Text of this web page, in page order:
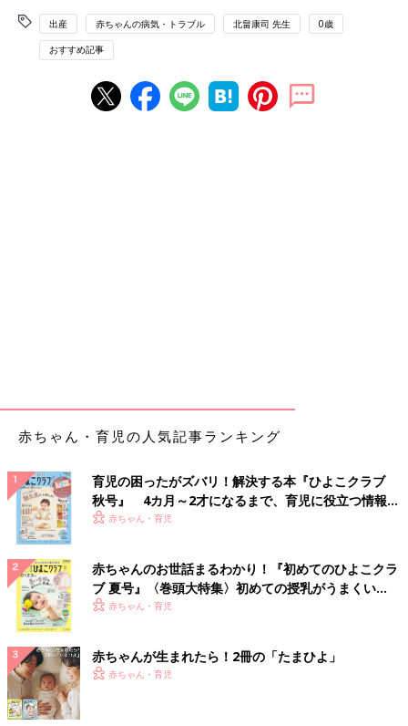
赤ちゃんと家族をつなぐオンライン面会システ
北畠康司先生に話を聞きました。前編では、ク
ラウドファンディングでの開発資金集めを成功
族をつなぐ
北畠先生（以下敬称略） 2021年8月の緊急事態宣言のころは、
――では、現在は直接面会とオンライン面会の両方の面会方法を
北畠 はい。毎日の直接面会ができるようになってオンライン面
会は使用されなくなるかな、と思っていたのですが、現在も入院
中のご家族の半数がオンライン面会を利用しています。ママの体
調が悪くて直接来られないときや、上の子が小さいから一緒に来
られないとき、パパが仕事で来られないとき、など、オンライン
面会と直接面会を上手に組み合わせて利用されています。
――実際のシステムの利用はどのように行っているんですか？
北畠 まず、NICUに赤ちゃんが入床すると、看護師が赤ちゃん
に割り当てられたバーコードをスキャンして、システムに登録を
します。するとシステムの説明用紙が発行されるので、お母さ
出産 赤ちゃんの病気・トラブル 北畠康司 先生 0歳
おすすめ記事
赤ちゃん・育児の人気記事ランキング
育児の困ったがズバリ！解決する本『ひよこクラブ
秋号』 4カ月～2才になるまで、育児に役立つ情報が
いっぱい！
赤ちゃん・育児
赤ちゃんのお世話まるわかり！『初めてのひよこクラ
ブ 夏号』〈巻頭大特集〉初めての授乳がうまくい
く！ おっぱい・ミルクの基本と夏のトラブル 解決テ
赤ちゃん・育児
赤ちゃんが生まれたら！2冊の「たまひよ」
赤ちゃん・育児